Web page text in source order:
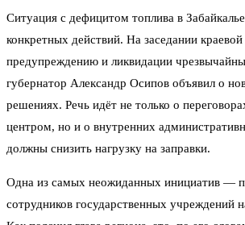
Ситуация с дефицитом топлива в
конкретных действий. На заседании
предупреждению и ликвидации
губернатор Александр Осипов объявил о
решениях. Речь идёт не только о
центром, но и о внутренних
должны снизить нагрузку на заправки.
Одна из самых неожиданных инициатив —
сотрудников государственных учреждений